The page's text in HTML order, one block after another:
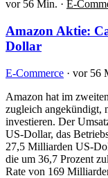
vor 56 Min. · E-
Amazon Aktie:
Dollar
E-Commerce · vor 56
Amazon hat im
zugleich angekündigt,
investieren. Der
US-Dollar, das
27,5 Milliarden US-
die um 36,7 Prozent
Rate von 169